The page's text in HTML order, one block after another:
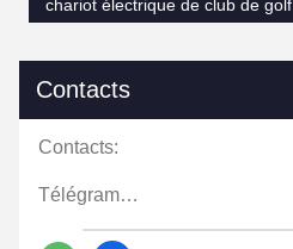
chariot électrique de club de golf
Contacts
Contacts:
Télégramme: